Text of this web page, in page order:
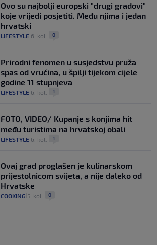
Ovo su najbolji europski "drugi gradovi"
koje vrijedi posjetiti. Među njima i jedan
hrvatski
LIFESTYLE 6. kol. 0
Prirodni fenomen u susjedstvu pruža
spas od vrućina, u špilji tijekom cijele
godine 11 stupnjeva
LIFESTYLE 6. kol. 1
FOTO, VIDEO/ Kupanje s konjima hit
među turistima na hrvatskoj obali
LIFESTYLE 6. kol. 1
Ovaj grad proglašen je kulinarskom
prijestolnicom svijeta, a nije daleko od
Hrvatske
COOKING 5. kol. 0